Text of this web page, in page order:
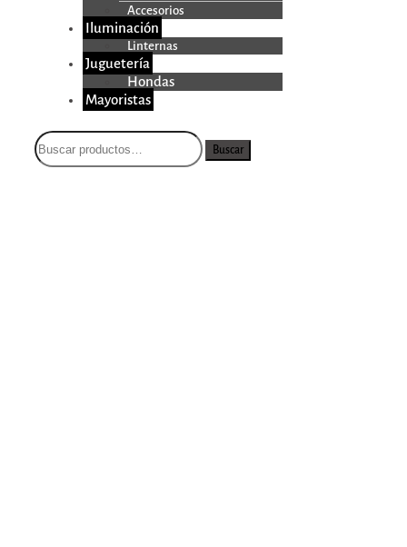
Accesorios
Iluminación
Linternas
Juguetería
Hondas
Mayoristas
Buscar